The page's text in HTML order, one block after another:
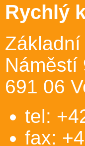
Rychlý
Náměstí
691 06
tel:
fax: